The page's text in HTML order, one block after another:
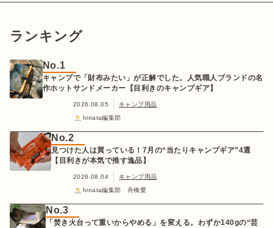
ランキング
No.1
キャンプで「財布みたい」が正解でした。人気職人ブランドの名
作ホットサンドメーカー【目利きのキャンプギア】
2026.08.05
キャンプ用品
hinata編集部
No.2
見つけた人は買っている！7月の“当たりキャンプギア”4選
【目利きが本気で推す逸品】
2026.08.04
キャンプ用品
hinata編集部 舟橋愛
No.3
「焚き火台って重いからやめる」を変える。わずか140gの“芸